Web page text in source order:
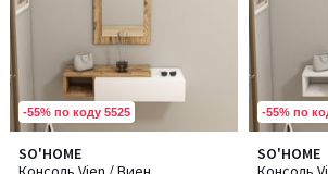
-55% по коду 5525
SO'HOME
Количество
-55% по
SO'HOME